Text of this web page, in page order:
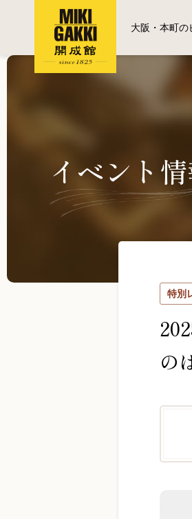
大阪・本町の
イベント
特別
の